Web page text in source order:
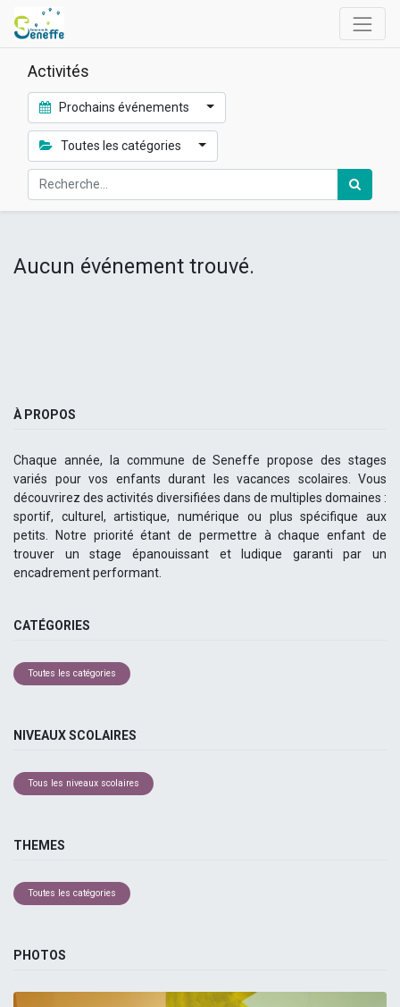
Activités
Prochains événements
Toutes les catégories
Aucun événement trouvé.
À PROPOS
Chaque année, la commune de Seneffe propose des stages
variés pour vos enfants durant les vacances scolaires. Vous
découvrirez des activités diversifiées dans de multiples domaines :
sportif, culturel, artistique, numérique ou plus spécifique aux
petits. Notre priorité étant de permettre à chaque enfant de
trouver un stage épanouissant et ludique garanti par un
encadrement performant.
CATÉGORIES
Toutes les catégories
NIVEAUX SCOLAIRES
Tous les niveaux scolaires
THEMES
Toutes les catégories
PHOTOS